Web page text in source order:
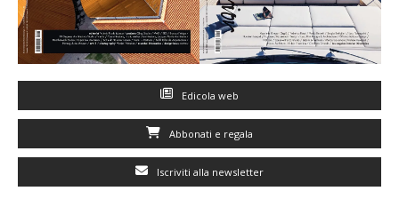
Edicola web
Abbonati e regala
Iscriviti alla newsletter